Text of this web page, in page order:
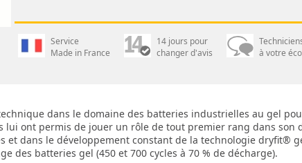
Service
Made in France
14 jours pour
changer d'avis
à votre
dans le domaine des batteries industrielles au gel
ont permis de jouer un rôle de tout premier rang dans son
et dans le développement constant de la technologie dryfit®
des batteries gel (450 et 700 cycles à 70 % de décharge).